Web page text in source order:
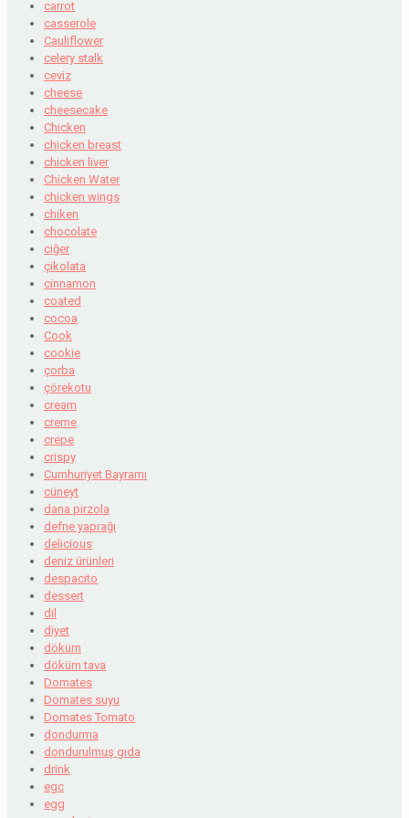
carrot
casserole
Cauliflower
celery stalk
ceviz
cheese
cheesecake
Chicken
chicken breast
chicken liver
Chicken Water
chicken wings
chiken
chocolate
ciğer
çikolata
cinnamon
coated
cocoa
Cook
cookie
çorba
çörekotu
cream
creme
crepe
crispy
Cumhuriyet Bayramı
cüneyt
dana pirzola
defne yaprağı
delicious
deniz ürünleri
despacito
dessert
dil
diyet
döküm
döküm tava
Domates
Domates suyu
Domates Tomato
dondurma
dondurulmuş gıda
drink
egc
egg